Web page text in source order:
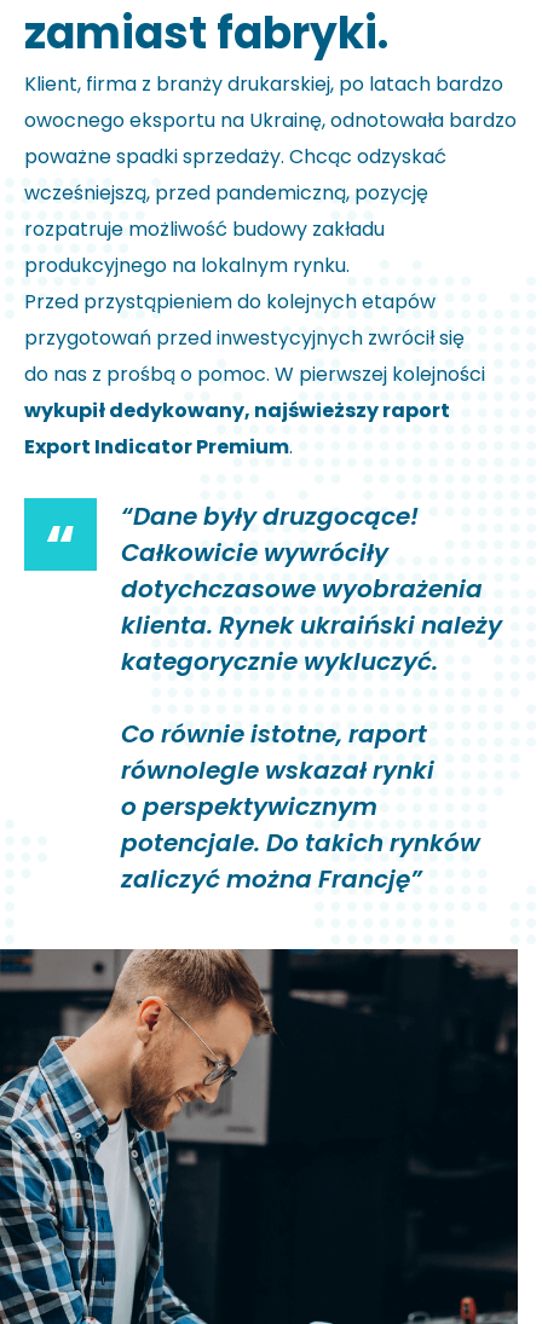
zamiast fabryki.
Klient, firma z branży drukarskiej, po latach bardzo
owocnego eksportu na Ukrainę, odnotowała bardzo
poważne spadki sprzedaży. Chcąc odzyskać
wcześniejszą, przed pandemiczną, pozycję
rozpatruje możliwość budowy zakładu
produkcyjnego na lokalnym rynku.
Przed przystąpieniem do kolejnych etapów
przygotowań przed inwestycyjnych zwrócił się
do nas z prośbą o pomoc. W pierwszej kolejności
wykupił dedykowany, najświeższy raport
Export Indicator Premium.
“
“Dane były druzgocące!
Całkowicie wywróciły
dotychczasowe wyobrażenia
klienta. Rynek ukraiński należy
kategorycznie wykluczyć.
Co równie istotne, raport
równolegle wskazał rynki
o perspektywicznym
potencjale. Do takich rynków
zaliczyć można Francję”